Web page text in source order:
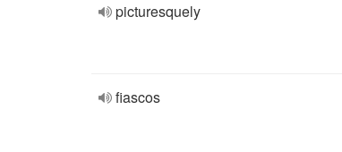
picturesquely
fiascos